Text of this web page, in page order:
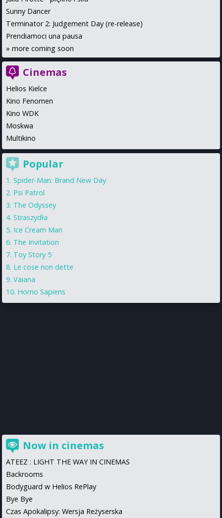
Sunny Dancer
Terminator 2: Judgement Day (re-release)
Prendiamoci una pausa
» more coming soon
Cinemas
Helios Kielce
Kino Fenomen
Kino WDK
Moskwa
Multikino
Popular
Spider-Man: Brand New Day
Psi Patrol
The Odyssey
Straszydła
Ice Cream Man
The Invitation
Toy Story 5
Le cose non dette
Vaiana
Homo Sapiens
Now in cinemas
ATEEZ : LIGHT THE WAY IN CINEMAS
Backrooms
Bodyguard w Helios RePlay
Bye Bye
Czas Apokalipsy: Wersja Reżyserska